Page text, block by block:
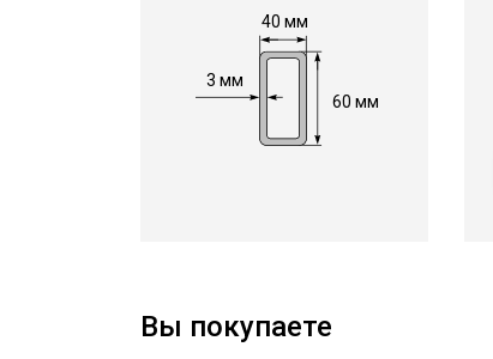
3 мм
60 мм
40 мм
Вы покупаете